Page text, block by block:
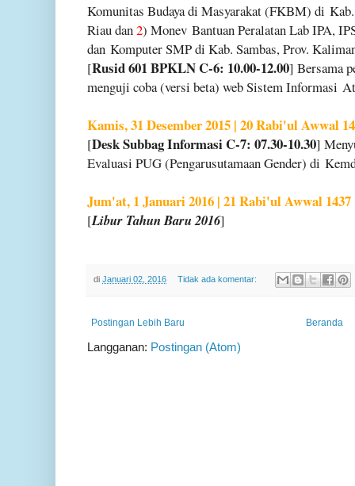
Komunitas Budaya di Masyarakat (FKBM) di
Riau dan2) Monev Bantuan Peralatan Lab IPA,
dan Komputer SMP di Kab. Sambas, Prov.
[Rusid 601 BPKLN C-6: 10.00-12.00] Bersama
menguji coba (versi beta) web Sistem Informasi
Kamis, 31 Desember 2015 | 20 Rabi'ul Awwal
[Desk Subbag Informasi C-7: 07.30-10.30]
Evaluasi PUG (Pengarusutamaan Gender) di
Jum'at, 1 Januari 2016 | 21 Rabi'ul Awwal 1437
[Libur Tahun Baru 2016]
di Januari 02, 2016 Tidak ada komentar:
Postingan Lebih Baru Beranda
Langganan: Postingan (Atom)